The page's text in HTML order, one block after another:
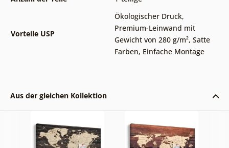
Vorteile USP
Ökologischer Druck,
Premium-Leinwand mit
Gewicht von 280 g/m², Satte
Farben, Einfache Montage
Aus der gleichen Kollektion